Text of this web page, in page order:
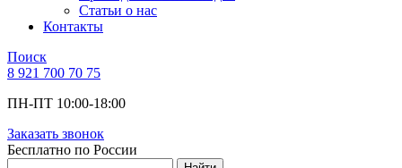
Статьи о нас
Контакты
Поиск
8 921 700 70 75
ПН-ПТ 10:00-18:00
Заказать звонок
Бесплатно по России